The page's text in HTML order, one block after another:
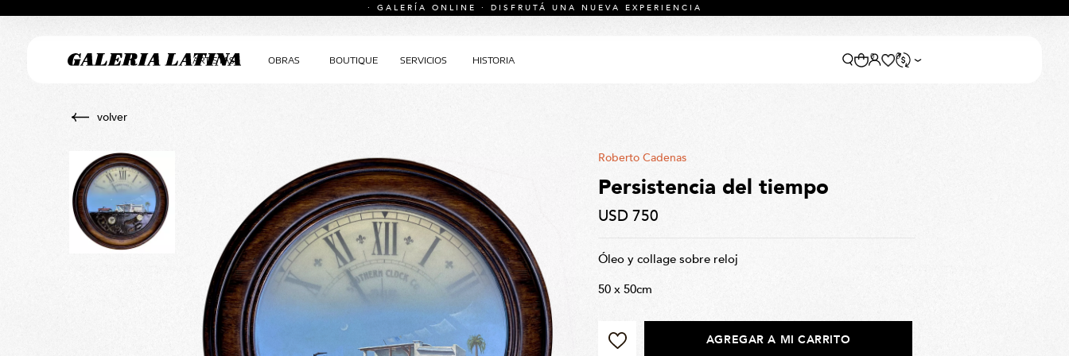
· GALERÍA ONLINE · DISFRUTÁ UNA NUEVA EXPERIENCIA
ARTISTAS OBRAS BOUTIQUE SERVICIOS HISTORIA 0 0
volver
Roberto Cadenas
Persistencia del tiempo
USD 750
Óleo y collage sobre reloj
50 x 50cm
AGREGAR A MI CARRITO